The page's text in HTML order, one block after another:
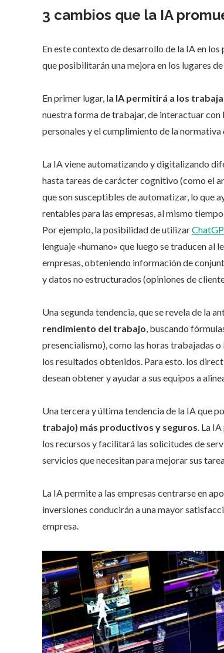
3 cambios que la IA
En este contexto de desarrollo de la IA en
que posibilitarán una mejora en los lugares
En primer lugar, la IA permitirá a los
nuestra forma de trabajar, de interactuar
personales y el cumplimiento de la normativa
La IA viene automatizando y digitalizando
hasta tareas de carácter cognitivo (como el
que son susceptibles de automatizar, lo que
rentables para las empresas, al mismo
Por ejemplo, la posibilidad de utilizar
lenguaje «humano» que luego se traducen al
empresas, obteniendo información de
y datos no estructurados (opiniones de
Una segunda tendencia, que se revela de la
rendimiento del trabajo, buscando
presencialismo), como las horas trabajadas
los resultados obtenidos. Para esto. los
desean obtener y ayudar a sus equipos a
Una tercera y última tendencia de la IA que
trabajo) más productivos y seguros. La
los recursos y facilitará las solicitudes de
servicios que necesitan para mejorar sus
La IA permite a las empresas centrarse en
inversiones conducirán a una mayor
empresa.